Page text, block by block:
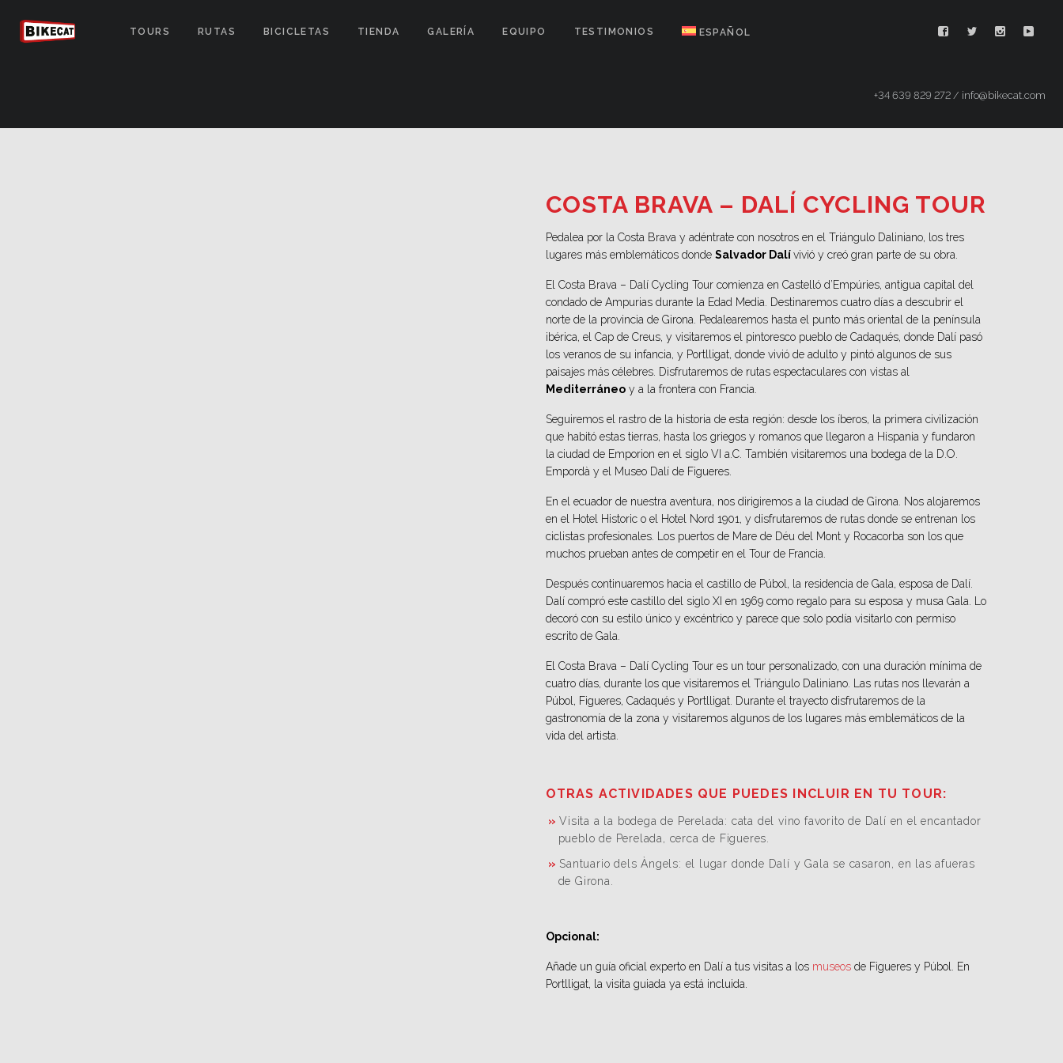
TOURS RUTAS BICICLETAS TIENDA GALERÍA EQUIPO TESTIMONIOS ESPAÑOL
+34 639 829 272 / info@bikecat.com
COSTA BRAVA – DALÍ CYCLING TOUR
Pedalea por la Costa Brava y adéntrate con nosotros en el Triángulo Daliniano, los tres
lugares más emblemáticos donde Salvador Dalívivió y creó gran parte de su obra.
El Costa Brava – Dalí Cycling Tour comienza en Castelló d’Empúries, antigua capital del
condado de Ampurias durante la Edad Media. Destinaremos cuatro días a descubrir el
norte de la provincia de Girona. Pedalearemos hasta el punto más oriental de la península
ibérica, el Cap de Creus, y visitaremos el pintoresco pueblo de Cadaqués, donde Dalí pasó
los veranos de su infancia, y Portlligat, donde vivió de adulto y pintó algunos de sus
paisajes más célebres. Disfrutaremos de rutas espectaculares con vistas al
Mediterráneoy a la frontera con Francia.
Seguiremos el rastro de la historia de esta región: desde los íberos, la primera civilización
que habitó estas tierras, hasta los griegos y romanos que llegaron a Hispania y fundaron
la ciudad de Emporion en el siglo VI a.C. También visitaremos una bodega de la D.O.
Empordà y el Museo Dalí de Figueres.
En el ecuador de nuestra aventura, nos dirigiremos a la ciudad de Girona. Nos alojaremos
en el Hotel Historic o el Hotel Nord 1901, y disfrutaremos de rutas donde se entrenan los
ciclistas profesionales. Los puertos de Mare de Déu del Mont y Rocacorba son los que
muchos prueban antes de competir en el Tour de Francia.
Después continuaremos hacia el castillo de Púbol, la residencia de Gala, esposa de Dalí.
Dalí compró este castillo del siglo XI en 1969 como regalo para su esposa y musa Gala. Lo
decoró con su estilo único y excéntrico y parece que solo podía visitarlo con permiso
escrito de Gala.
El Costa Brava – Dalí Cycling Tour es un tour personalizado, con una duración mínima de
cuatro días, durante los que visitaremos el Triángulo Daliniano. Las rutas nos llevarán a
Púbol, Figueres, Cadaqués y Portlligat. Durante el trayecto disfrutaremos de la
gastronomía de la zona y visitaremos algunos de los lugares más emblemáticos de la
vida del artista.
OTRAS ACTIVIDADES QUE PUEDES INCLUIR EN TU TOUR:
Visita a la bodega de Perelada: cata del vino favorito de Dalí en el encantador
pueblo de Perelada, cerca de Figueres.
Santuario dels Àngels: el lugar donde Dalí y Gala se casaron, en las afueras
de Girona.
Opcional:
Añade un guía oficial experto en Dalí a tus visitas a los museos de Figueres y Púbol. En
Portlligat, la visita guiada ya está incluida.